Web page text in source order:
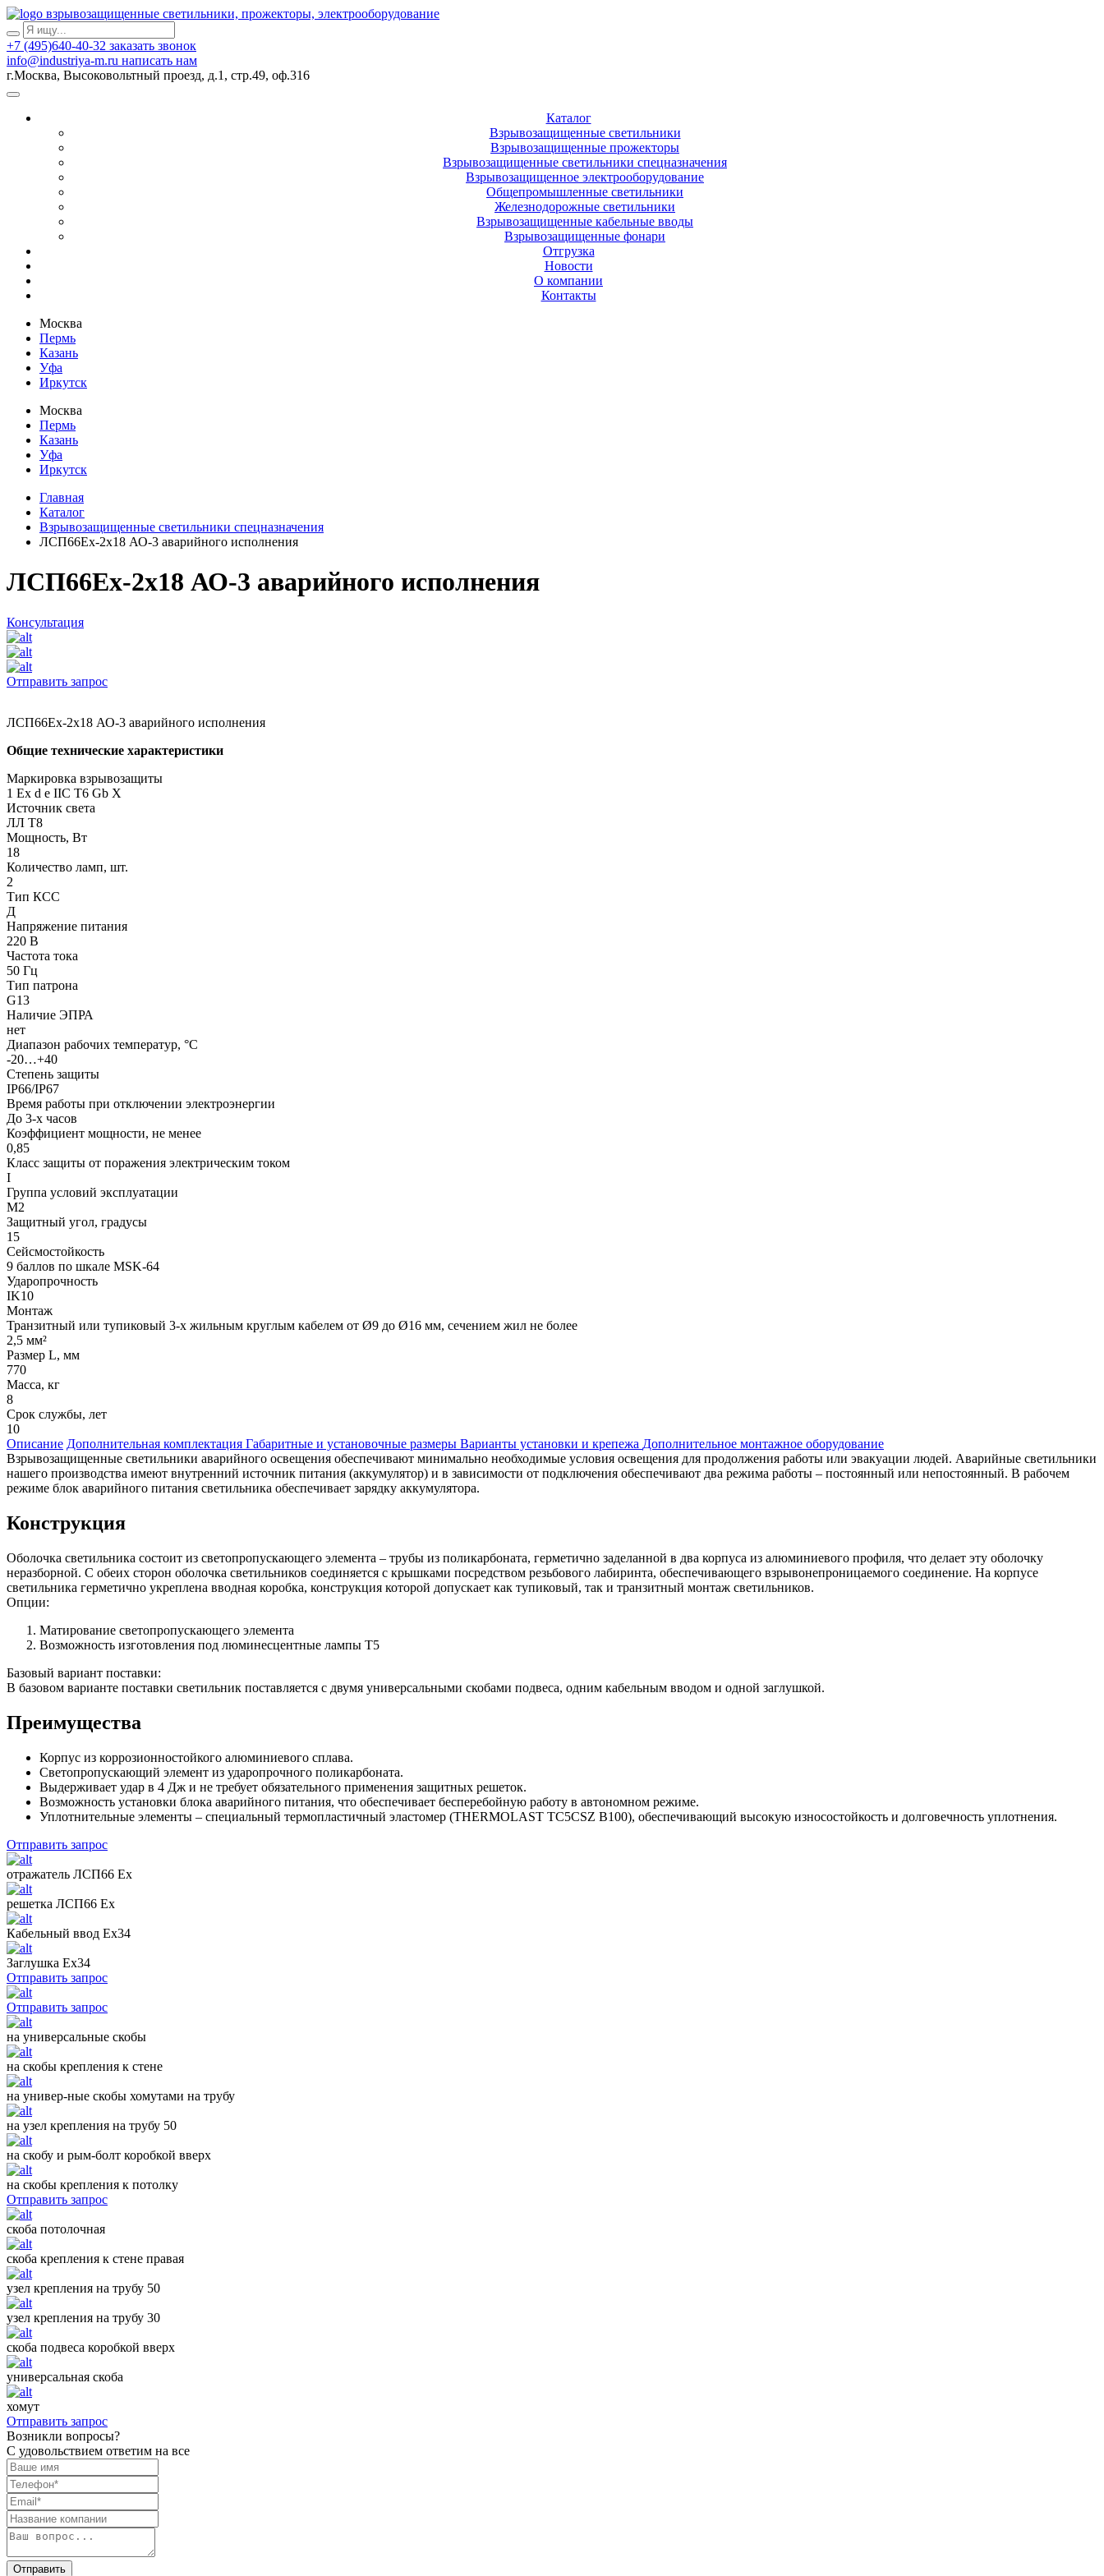
взрывозащищенные светильники, прожекторы, электрооборудование
+7 (495)640-40-32 заказать звонок
info@industriya-m.ru написать нам
г.Москва, Высоковольтный проезд, д.1, стр.49, оф.316
Каталог
Взрывозащищенные светильники
Взрывозащищенные прожекторы
Взрывозащищенные светильники спецназначения
Взрывозащищенное электрооборудование
Общепромышленные светильники
Железнодорожные светильники
Взрывозащищенные кабельные вводы
Взрывозащищенные фонари
Отгрузка
Новости
О компании
Контакты
Москва
Пермь
Казань
Уфа
Иркутск
Москва
Пермь
Казань
Уфа
Иркутск
Главная
Каталог
Взрывозащищенные светильники спецназначения
ЛСП66Ех-2х18 АО-3 аварийного исполнения
ЛСП66Ех-2х18 АО-3 аварийного исполнения
Консультация
Отправить запрос
ЛСП66Ех-2х18 АО-3 аварийного исполнения
Общие технические характеристики
Маркировка взрывозащиты
1 Ех d e IIC T6 Gb X
Источник света
ЛЛ Т8
Мощность, Вт
18
Количество ламп, шт.
2
Тип КСС
Д
Напряжение питания
220 В
Частота тока
50 Гц
Тип патрона
G13
Наличие ЭПРА
нет
Диапазон рабочих температур, °С
-20…+40
Степень защиты
IP66/IP67
Время работы при отключении электроэнергии
До 3-х часов
Коэффициент мощности, не менее
0,85
Класс защиты от поражения электрическим током
I
Группа условий эксплуатации
М2
Защитный угол, градусы
15
Сейсмостойкость
9 баллов по шкале МSK-64
Ударопрочность
IK10
Монтаж
Транзитный или тупиковый 3-х жильным круглым кабелем от Ø9 до Ø16 мм, сечением жил не более
2,5 мм²
Размер L, мм
770
Масса, кг
8
Срок службы, лет
10
Описание Дополнительная комплектация Габаритные и установочные размеры Варианты установки и крепежа Дополнительное монтажное оборудование
Взрывозащищенные светильники аварийного освещения обеспечивают минимально необходимые условия освещения для продолжения работы или эвакуации людей. Аварийные светильники
нашего производства имеют внутренний источник питания (аккумулятор) и в зависимости от подключения обеспечивают два режима работы – постоянный или непостоянный. В рабочем
режиме блок аварийного питания светильника обеспечивает зарядку аккумулятора.
Конструкция
Оболочка светильника состоит из светопропускающего элемента – трубы из поликарбоната, герметично заделанной в два корпуса из алюминиевого профиля, что делает эту оболочку
неразборной. С обеих сторон оболочка светильников соединяется с крышками посредством резьбового лабиринта, обеспечивающего взрывонепроницаемого соединение. На корпусе
светильника герметично укреплена вводная коробка, конструкция которой допускает как тупиковый, так и транзитный монтаж светильников.
Опции:
Матирование светопропускающего элемента
Возможность изготовления под люминесцентные лампы Т5
Базовый вариант поставки:
В базовом варианте поставки светильник поставляется с двумя универсальными скобами подвеса, одним кабельным вводом и одной заглушкой.
Преимущества
Корпус из коррозионностойкого алюминиевого сплава.
Светопропускающий элемент из ударопрочного поликарбоната.
Выдерживает удар в 4 Дж и не требует обязательного применения защитных решеток.
Возможность установки блока аварийного питания, что обеспечивает бесперебойную работу в автономном режиме.
Уплотнительные элементы – специальный термопластичный эластомер (THERMOLAST TC5CSZ B100), обеспечивающий высокую износостойкость и долговечность уплотнения.
Отправить запрос
отражатель ЛСП66 Ех
решетка ЛСП66 Ех
Кабельный ввод Ех34
Заглушка Ех34
Отправить запрос
Отправить запрос
на универсальные скобы
на скобы крепления к стене
на универ-ные скобы хомутами на трубу
на узел крепления на трубу 50
на скобу и рым-болт коробкой вверх
на скобы крепления к потолку
Отправить запрос
скоба потолочная
скоба крепления к стене правая
узел крепления на трубу 50
узел крепления на трубу 30
скоба подвеса коробкой вверх
универсальная скоба
хомут
Отправить запрос
Возникли вопросы?
С удовольствием ответим на все
Отправить